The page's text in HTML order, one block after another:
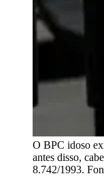
O BPC idoso
antes disso,
8.742/1993.